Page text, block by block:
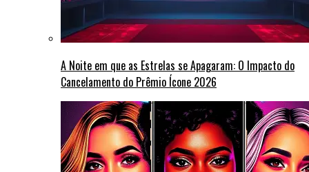
A Noite em que as Estrelas se Apagaram: O Impacto do
Cancelamento do Prêmio Ícone 2026